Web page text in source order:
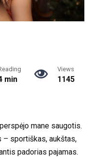
min
Views
1145
mane saugotis.
– sportiškas, aukštas,
padorias pajamas.